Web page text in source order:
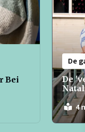
Bei
De
De
4